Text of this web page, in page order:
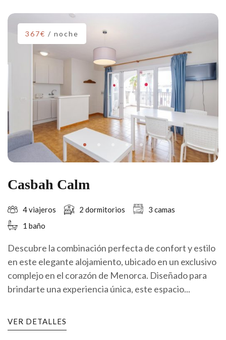
367€ / noche
Casbah Calm
4 viajeros 2 dormitorios
3 camas
1 baño
Descubre la combinación perfecta de confort y estilo
en este elegante alojamiento, ubicado en un exclusivo
complejo en el corazón de Menorca. Diseñado para
brindarte una experiencia única, este espacio...
VER DETALLES